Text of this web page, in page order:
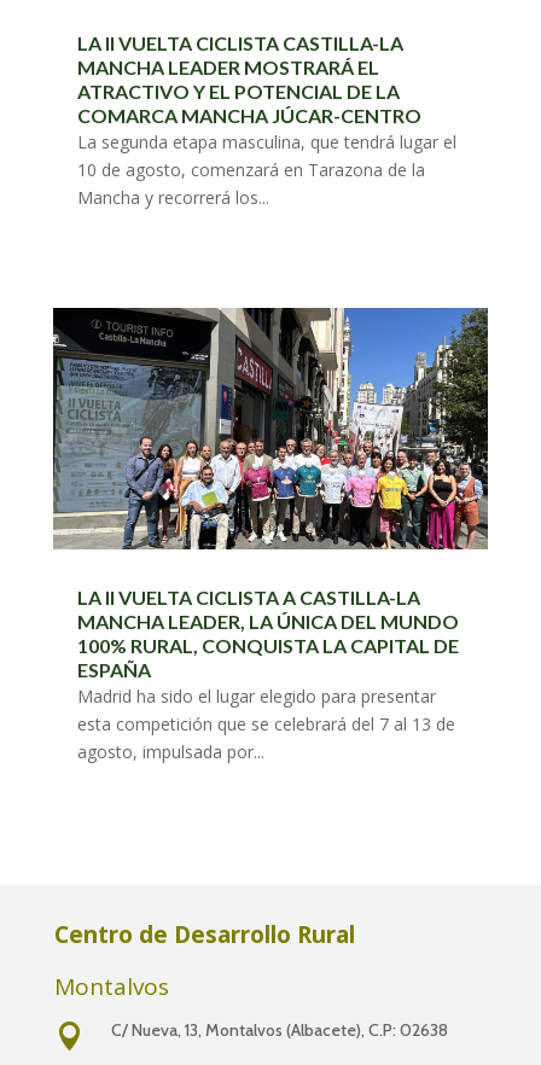
LA II VUELTA CICLISTA CASTILLA-LA
MANCHA LEADER MOSTRARÁ EL
ATRACTIVO Y EL POTENCIAL DE LA
COMARCA MANCHA JÚCAR-CENTRO
La segunda etapa masculina, que tendrá lugar el
10 de agosto, comenzará en Tarazona de la
Mancha y recorrerá los...
LA II VUELTA CICLISTA A CASTILLA-LA
MANCHA LEADER, LA ÚNICA DEL MUNDO
100% RURAL, CONQUISTA LA CAPITAL DE
ESPAÑA
Madrid ha sido el lugar elegido para presentar
esta competición que se celebrará del 7 al 13 de
agosto, impulsada por...
Centro de Desarrollo Rural
Montalvos
 C/ Nueva, 13, Montalvos (Albacete), C.P: 02638